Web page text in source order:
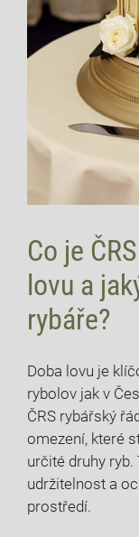
Co je‌
lovu ‍a
rybáře?
Doba lovu je
rybolov jak v
ČRS rybářský
omezení, které
určité druhy
udržitelnost a
prostředí.